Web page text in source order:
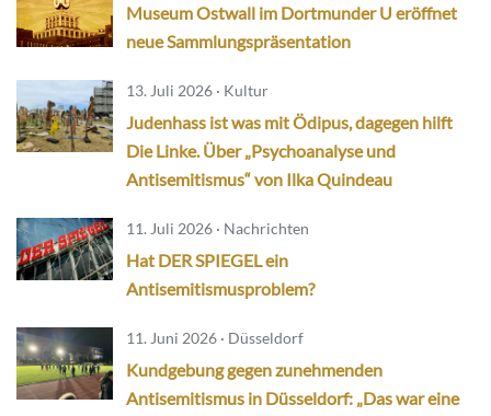
Museum Ostwall im Dortmunder U eröffnet
neue Sammlungspräsentation
13. Juli 2026 · Kultur
Judenhass ist was mit Ödipus, dagegen hilft
Die Linke. Über „Psychoanalyse und
Antisemitismus“ von Ilka Quindeau
11. Juli 2026 · Nachrichten
Hat DER SPIEGEL ein
Antisemitismusproblem?
11. Juni 2026 · Düsseldorf
Kundgebung gegen zunehmenden
Antisemitismus in Düsseldorf: „Das war eine